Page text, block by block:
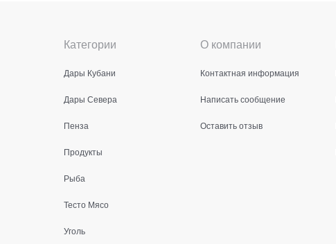
Категории
Дары Кубани
Дары Севера
Пенза
Продукты
Рыба
Тесто Мясо
Уголь
О компании
Контактная информация
Написать сообщение
Оставить отзыв